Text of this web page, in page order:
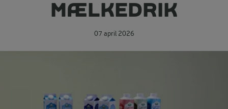
MÆLKEDRIK
07 april 2026